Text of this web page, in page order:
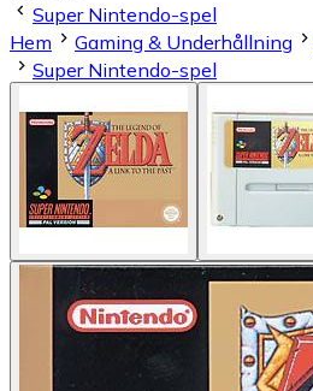
Super Nintendo-spel
Hem
Gaming & Underhållning
Super Nintendo-spel